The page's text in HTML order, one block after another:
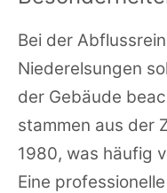
Bei der
Niederelsungen
der Gebäude
stammen aus der
1980, was häufig
Eine